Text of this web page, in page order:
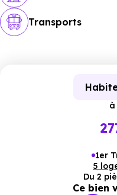
Transports
1er
5
Du 2
Ce bien